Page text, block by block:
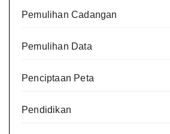
Pemulihan Cadangan
Pemulihan Data
Penciptaan Peta
Pendidikan